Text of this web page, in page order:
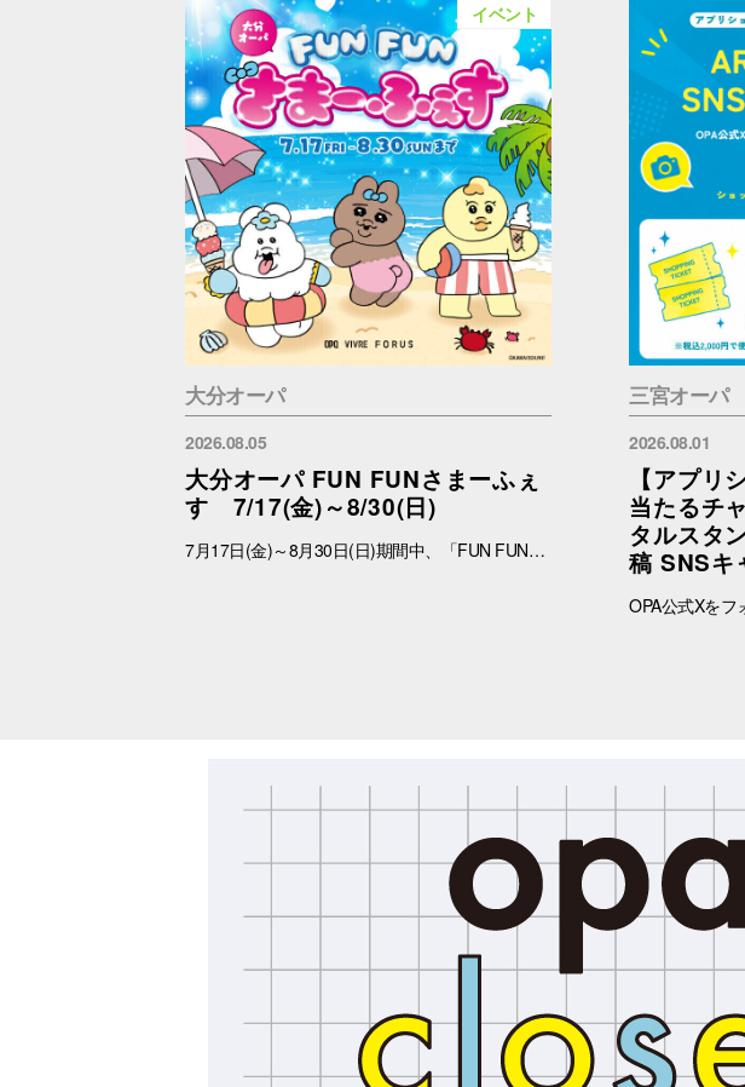
イベント
大分オーパ
2026.08.05
大分オーパ FUN FUNさまーふぇ
す 7/17(金)～8/30(日)
7月17日(金)～8月30日(日)期間中、「FUN FUNさまーふぇす」を開催。 大分オーパで「おぱんちゅうさぎ」と「んぽちゃむ」と夏を大満喫！ ポップでかわいいキービジュアルが館内を彩り、いつもと違うワクワクする空間に大変身。 さらに、スマホで気軽に参加できる「Summerデジタルスタンプラリー」や、アプリ会員さま限定の「オリジナルノベルティ」など、楽しいキャンペーンが盛りだくさん！ イベント一覧はこちら https://www.opa-club.com/contents/m_flash/oita/2026ffsf/ 各イベントの詳細は、タイトルを選択してください。 ★オリジナルステッカープレゼントキャンペーン 第2弾★ 8/15(土)・16(日)限定、アプリ会員限定おぱんちゅうさぎコラボ オリジナルキラキラステッカーをプレゼント！
三宮オーパ
2026.08.01
【アプリ
当たるチ
タルスタ
稿 SNSキ